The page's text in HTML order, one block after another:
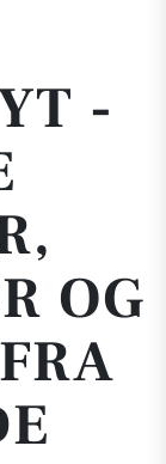
-
OG